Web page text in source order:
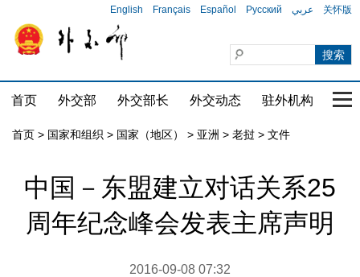
English Français Español Русский عربي 关怀版
首页 外交部 外交部长 外交动态 驻外机构 国
首页 > 国家和组织 > 国家（地区） > 亚洲 > 老挝 > 文件
中国－东盟建立对话关系25
周年纪念峰会发表主席声明
2016-09-08 07:32